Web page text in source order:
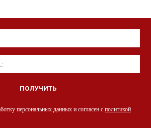
персональных данных и согласен с политикой